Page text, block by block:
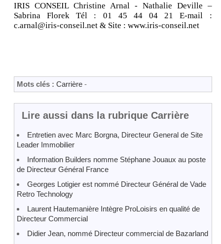
IRIS CONSEIL Christine Arnal - Nathalie Deville –
Sabrina Florek Tél : 01 45 44 04 21 E-mail :
c.arnal@iris-conseil.net & Site : www.iris-conseil.net
Mots clés : Carrière -
Lire aussi dans la rubrique Carrière
Entretien avec Marc Borgna, Directeur General de Site
Leader Immobilier
Information Builders nomme Stéphane Jouaux au poste
de Directeur Général France
Georges Lotigier est nommé Directeur Général de Vade
Retro Technology
Laurent Hautemanière Intègre ProLoisirs en qualité de
Directeur Commercial
Didier Jean, nommé Directeur commercial de Bazarland